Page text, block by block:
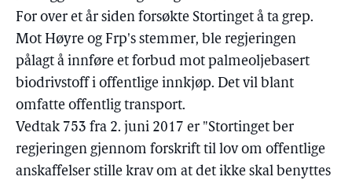
For over et år siden forsøkte Stortinget å ta grep.
Mot Høyre og Frp's stemmer, ble regjeringen
pålagt å innføre et forbud mot palmeoljebasert
biodrivstoff i offentlige innkjøp. Det vil blant
omfatte offentlig transport.
Vedtak 753 fra 2. juni 2017 er "Stortinget ber
regjeringen gjennom forskrift til lov om offentlige
anskaffelser stille krav om at det ikke skal benyttes